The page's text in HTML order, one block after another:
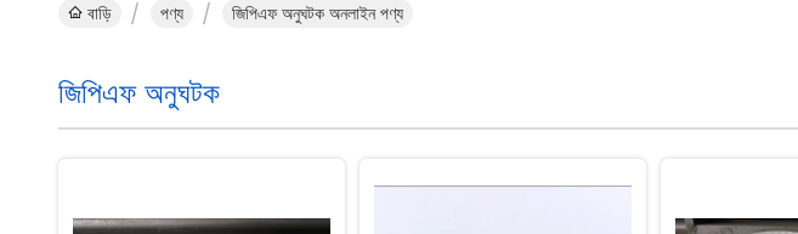
বাড়ি পণ্য জিপিএফ অনুঘটক অনলাইন পণ্য
জিপিএফ অনুঘটক